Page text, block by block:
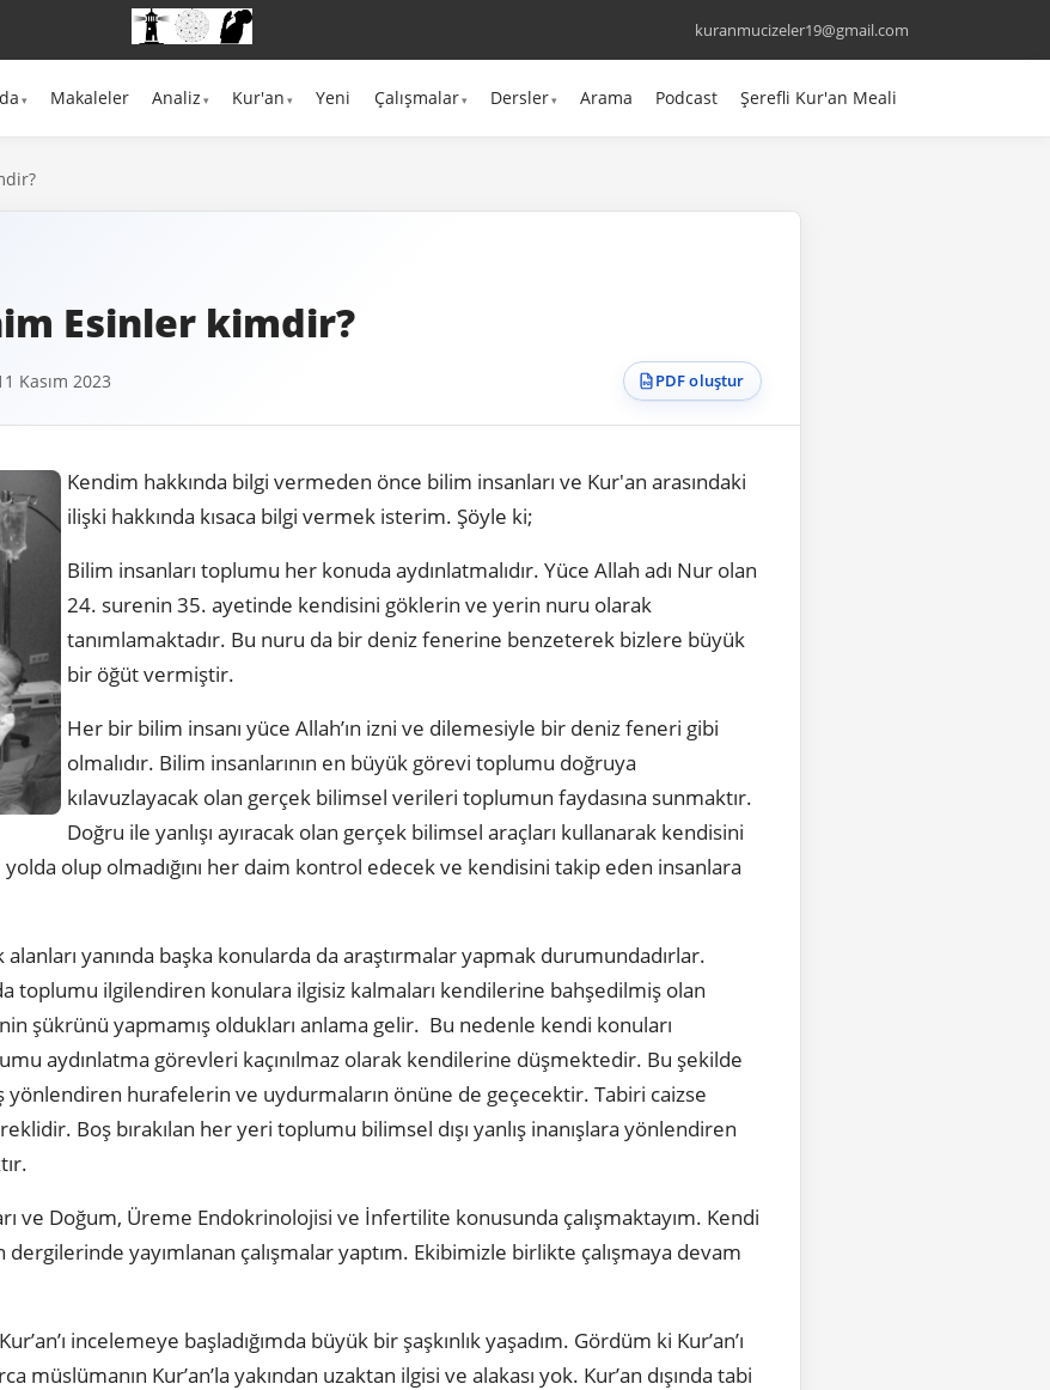
kuranmucizeler19@gmail.com
Makaleler Analiz Kur'an Yeni Çalışmalar Dersler Arama Podcast Şerefli Kur'an Meali
Esinler kimdir?
Kasım 2023 PDF oluştur
Kendim hakkında bilgi vermeden önce bilim insanları ve Kur'an arasındaki
ilişki hakkında kısaca bilgi vermek isterim. Şöyle ki;
Bilim insanları toplumu her konuda aydınlatmalıdır. Yüce Allah adı Nur olan
24. surenin 35. ayetinde kendisini göklerin ve yerin nuru olarak
tanımlamaktadır. Bu nuru da bir deniz fenerine benzeterek bizlere büyük
bir öğüt vermiştir.
Her bir bilim insanı yüce Allah’ın izni ve dilemesiyle bir deniz feneri gibi
olmalıdır. Bilim insanlarının en büyük görevi toplumu doğruya
kılavuzlayacak olan gerçek bilimsel verileri toplumun faydasına sunmaktır.
Doğru ile yanlışı ayıracak olan gerçek bilimsel araçları kullanarak kendisini
olup olmadığını her daim kontrol edecek ve kendisini takip eden insanlara
alanları yanında başka konularda da araştırmalar yapmak durumundadırlar.
toplumu ilgilendiren konulara ilgisiz kalmaları kendilerine bahşedilmiş olan
şükrünü yapmamış oldukları anlama gelir. Bu nedenle kendi konuları
aydınlatma görevleri kaçınılmaz olarak kendilerine düşmektedir. Bu şekilde
yönlendiren hurafelerin ve uydurmaların önüne de geçecektir. Tabiri caizse
Boş bırakılan her yeri toplumu bilimsel dışı yanlış inanışlara yönlendiren
ve Doğum, Üreme Endokrinolojisi ve İnfertilite konusunda çalışmaktayım. Kendi
dergilerinde yayımlanan çalışmalar yaptım. Ekibimizle birlikte çalışmaya devam
incelemeye başladığımda büyük bir şaşkınlık yaşadım. Gördüm ki Kur’an’ı
Kur’an’la yakından uzaktan ilgisi ve alakası yok. Kur’an dışında tabi